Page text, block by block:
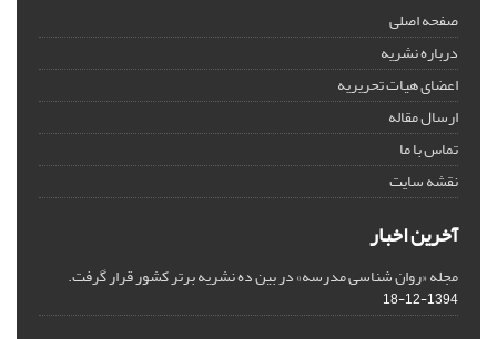
صفحه اصلی
درباره نشریه
اعضای هیات تحریریه
ارسال مقاله
تماس با ما
نقشه سایت
آخرین اخبار
مجله «روان شناسی مدرسه» در بین ده نشریه برتر کشور قرار گرفت.
1394-12-18